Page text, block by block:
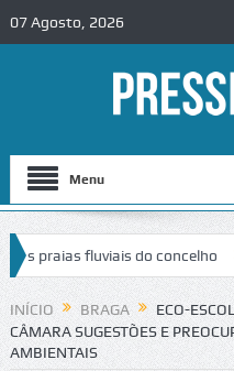
07 Agosto, 2026
Menu
fluviais do concelho
INÍCIO BRAGA
ECO-
CÂMARA SUGESTÕES E
AMBIENTAIS